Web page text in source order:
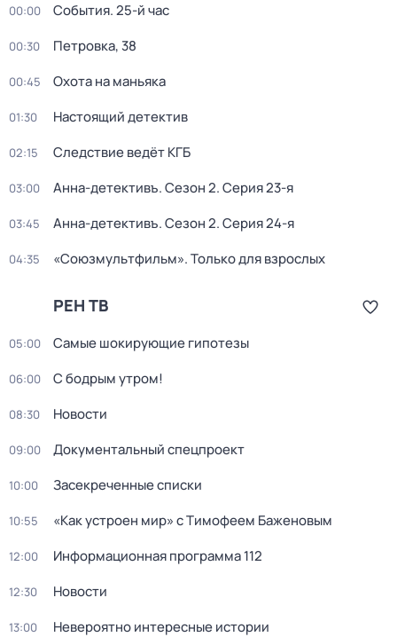
00:00 События. 25-й час
00:30 Петровка, 38
00:45 Охота на маньяка
01:30 Настоящий детектив
02:15 Следствие ведёт КГБ
03:00 Анна-детективъ. Сезон 2. Серия 23-я
03:45 Анна-детективъ. Сезон 2. Серия 24-я
04:35 «Союзмультфильм». Только для взрослых
РЕН ТВ
05:00 Самые шoкиpующие гипотезы
06:00 С бодрым утром!
08:30 Новости
09:00 Документальный спецпроект
10:00 Зacекрeченные cписки
10:55 «Как устроен мир» с Тимофеем Баженовым
12:00 Информационная программа 112
12:30 Новости
13:00 Невероятно интересные истории